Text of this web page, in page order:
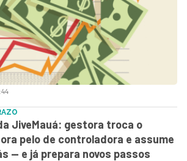
JiveMauá: gestora troca o
pelo de controladora e assume
— e já prepara novos passos